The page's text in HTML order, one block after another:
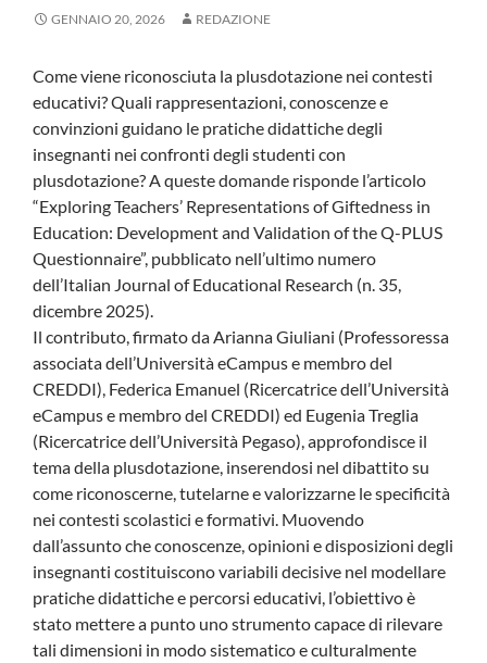
GENNAIO 20, 2026 REDAZIONE
Come viene riconosciuta la plusdotazione nei contesti
educativi? Quali rappresentazioni, conoscenze e
convinzioni guidano le pratiche didattiche degli
insegnanti nei confronti degli studenti con
plusdotazione? A queste domande risponde l’articolo
“Exploring Teachers’ Representations of Giftedness in
Education: Development and Validation of the Q-PLUS
Questionnaire”, pubblicato nell’ultimo numero
dell’Italian Journal of Educational Research (n. 35,
dicembre 2025).
Il contributo, firmato da Arianna Giuliani (Professoressa
associata dell’Università eCampus e membro del
CREDDI), Federica Emanuel (Ricercatrice dell’Università
eCampus e membro del CREDDI) ed Eugenia Treglia
(Ricercatrice dell’Università Pegaso), approfondisce il
tema della plusdotazione, inserendosi nel dibattito su
come riconoscerne, tutelarne e valorizzarne le specificità
nei contesti scolastici e formativi. Muovendo
dall’assunto che conoscenze, opinioni e disposizioni degli
insegnanti costituiscono variabili decisive nel modellare
pratiche didattiche e percorsi educativi, l’obiettivo è
stato mettere a punto uno strumento capace di rilevare
tali dimensioni in modo sistematico e culturalmente